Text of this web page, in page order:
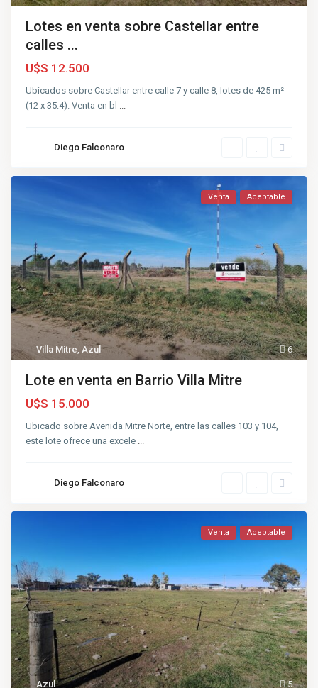
Lotes en venta sobre Castellar entre
calles ...
U$S 12.500
Ubicados sobre Castellar entre calle 7 y calle 8, lotes de 425 m²
(12 x 35.4). Venta en bl
Diego Falconaro
6
Villa Mitre Azul
Venta Aceptable
Lote en venta en Barrio Villa Mitre
U$S 15.000
Ubicado sobre Avenida Mitre Norte, entre las calles 103 y 104,
este lote ofrece una excele
Diego Falconaro
5
Azul
Venta Aceptable